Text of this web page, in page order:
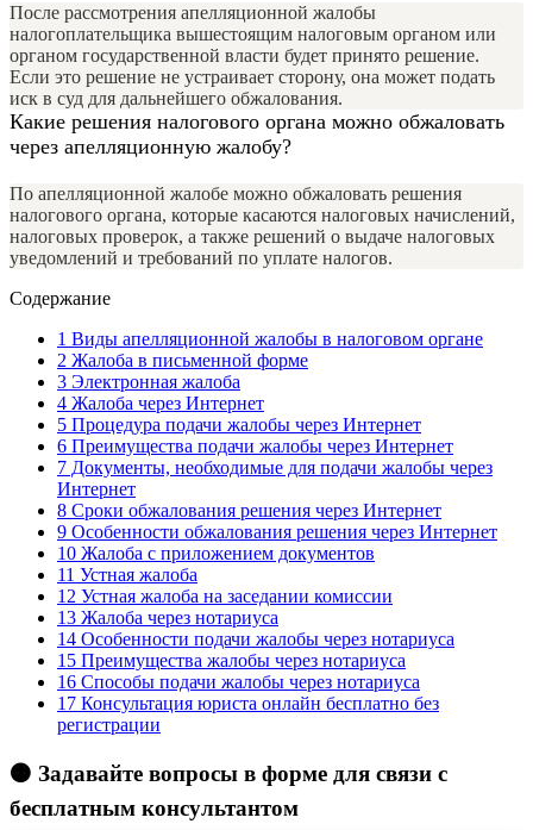
После рассмотрения апелляционной жалобы
налогоплательщика вышестоящим налоговым органом или
органом государственной власти будет принято решение.
Если это решение не устраивает сторону, она может подать
иск в суд для дальнейшего обжалования.
Какие решения налогового органа можно обжаловать
через апелляционную жалобу?
По апелляционной жалобе можно обжаловать решения
налогового органа, которые касаются налоговых начислений,
налоговых проверок, а также решений о выдаче налоговых
уведомлений и требований по уплате налогов.
Содержание
1 Виды апелляционной жалобы в налоговом органе
2 Жалоба в письменной форме
3 Электронная жалоба
4 Жалоба через Интернет
5 Процедура подачи жалобы через Интернет
6 Преимущества подачи жалобы через Интернет
7 Документы, необходимые для подачи жалобы через
Интернет
8 Сроки обжалования решения через Интернет
9 Особенности обжалования решения через Интернет
10 Жалоба с приложением документов
11 Устная жалоба
12 Устная жалоба на заседании комиссии
13 Жалоба через нотариуса
14 Особенности подачи жалобы через нотариуса
15 Преимущества жалобы через нотариуса
16 Способы подачи жалобы через нотариуса
17 Консультация юриста онлайн бесплатно без
регистрации
🟠 Задавайте вопросы в форме для связи с
бесплатным консультантом